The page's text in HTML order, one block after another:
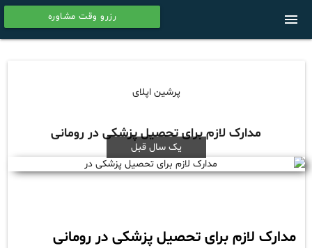
رزرو وقت مشاوره menu
پرشین اپلای
مدارک لازم برای تحصیل پزشکی در رومانی
یک سال قبل
مدارک لازم برای تحصیل پزشکی در رومانی